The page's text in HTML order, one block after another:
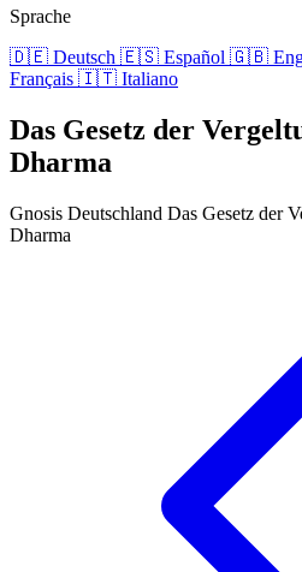
Sprache
🇩🇪 Deutsch 🇪🇸 Español 🇬🇧
Français 🇮🇹 Italiano
Das Gesetz der
Dharma
Gnosis Deutschland Das Gesetz der
Dharma